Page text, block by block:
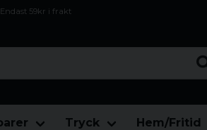
Endast 59kr i frakt
Tryck Hem/Fritid